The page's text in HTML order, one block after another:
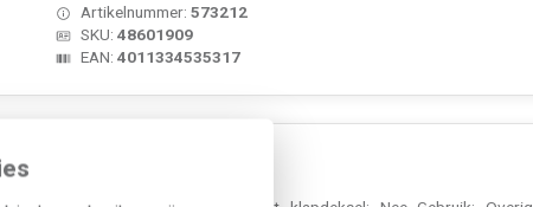
Artikelnummer:573212
SKU:48601909
EAN:4011334535317
polig S1/B3/B7 wit mat